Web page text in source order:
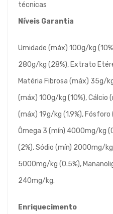
técnicas
Níveis Garantia
Umidade (máx) 100g/kg
280g/kg (28%), Extrato
Matéria Fibrosa (máx) 35g/
(máx) 100g/kg (10%), Cálcio
(máx) 19g/kg (1.9%),
Ômega 3 (mín) 4000mg/kg
(2%), Sódio (mín) 2000mg/
5000mg/kg (0.5%),
240mg/kg.
Enriquecimento